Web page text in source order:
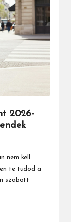
2026-
nem kell
te tudod a
szabott